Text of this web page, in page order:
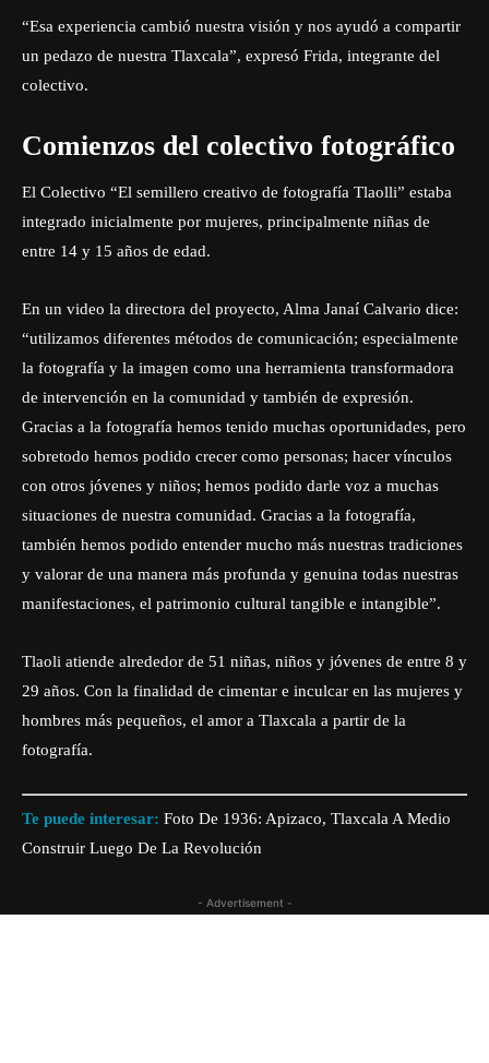
“Esa experiencia cambió nuestra visión y nos ayudó a compartir
un pedazo de nuestra Tlaxcala”, expresó Frida, integrante del
colectivo.
Comienzos del colectivo fotográfico
El Colectivo “El semillero creativo de fotografía Tlaolli” estaba
integrado inicialmente por mujeres, principalmente niñas de
entre 14 y 15 años de edad.
En un video la directora del proyecto, Alma Janaí Calvario dice:
“utilizamos diferentes métodos de comunicación; especialmente
la fotografía y la imagen como una herramienta transformadora
de intervención en la comunidad y también de expresión.
Gracias a la fotografía hemos tenido muchas oportunidades, pero
sobretodo hemos podido crecer como personas; hacer vínculos
con otros jóvenes y niños; hemos podido darle voz a muchas
situaciones de nuestra comunidad. Gracias a la fotografía,
también hemos podido entender mucho más nuestras tradiciones
y valorar de una manera más profunda y genuina todas nuestras
manifestaciones, el patrimonio cultural tangible e intangible”.
Tlaoli atiende alrededor de 51 niñas, niños y jóvenes de entre 8 y
29 años. Con la finalidad de cimentar e inculcar en las mujeres y
hombres más pequeños, el amor a Tlaxcala a partir de la
fotografía.
Te puede interesar: Foto De 1936: Apizaco, Tlaxcala A Medio
Construir Luego De La Revolución
- Advertisement -